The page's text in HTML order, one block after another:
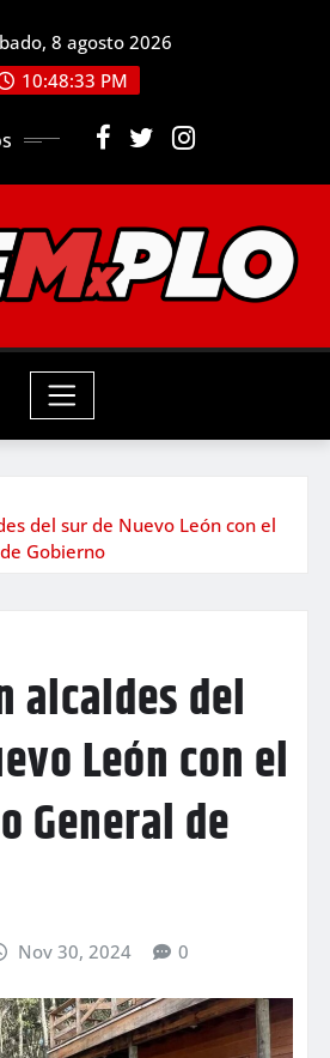
8 agosto 2026
10:48:34 PM
del sur de Nuevo León con el
Gobierno
alcaldes del
León con el
General de
Nov 30, 2024 0